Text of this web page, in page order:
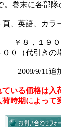
。巻末に各部
、英語、カ
￥８，１９０
０（代引きの
2008/9/11追
ている価格は入
荷時期によって